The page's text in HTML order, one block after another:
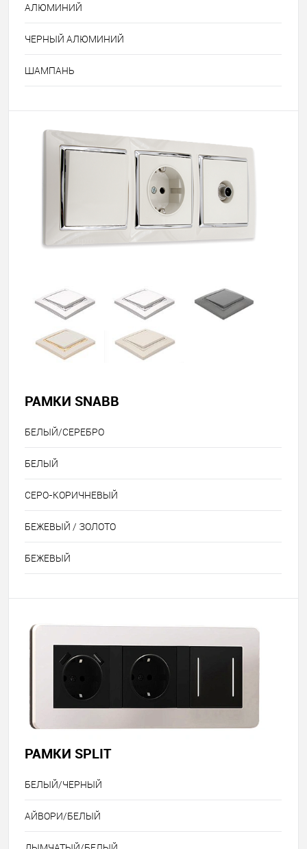
АЛЮМИНИЙ
ЧЕРНЫЙ АЛЮМИНИЙ
ШАМПАНЬ
РАМКИ SNABB
БЕЛЫЙ/СЕРЕБРО
БЕЛЫЙ
СЕРО-КОРИЧНЕВЫЙ
БЕЖЕВЫЙ / ЗОЛОТО
БЕЖЕВЫЙ
РАМКИ SPLIT
БЕЛЫЙ/ЧЕРНЫЙ
АЙВОРИ/БЕЛЫЙ